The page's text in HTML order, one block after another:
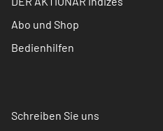
Abo und Shop
Bedienhilfen
Schreiben Sie uns